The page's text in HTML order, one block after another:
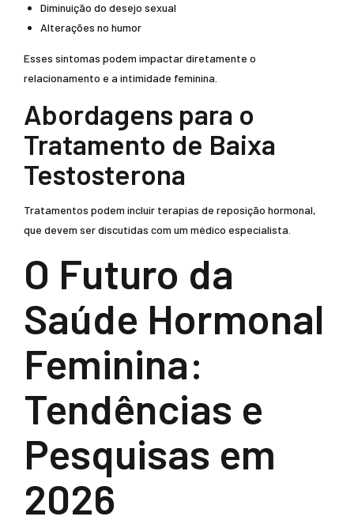
Diminuição do desejo sexual
Alterações no humor
Esses sintomas podem impactar diretamente o
relacionamento e a intimidade feminina.
Abordagens para o
Tratamento de Baixa
Testosterona
Tratamentos podem incluir terapias de reposição hormonal,
que devem ser discutidas com um médico especialista.
O Futuro da
Saúde Hormonal
Feminina:
Tendências e
Pesquisas em
2026